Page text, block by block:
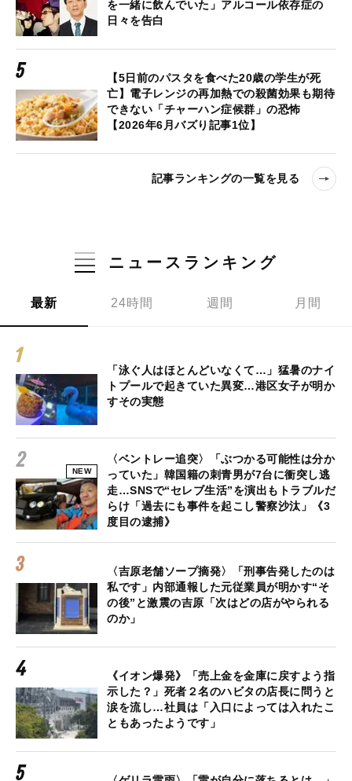
を一緒に飲んでいた」アルコール依存症の
日々を告白
【5日前のパスタを食べた20歳の学生が死
亡】電子レンジの再加熱での殺菌効果も期待
できない「チャーハン症候群」の恐怖
【2026年6月バズり記事1位】
記事ランキングの一覧を見る
ニュースランキング
最新 24時間 週間 月間
「泳ぐ人はほとんどいなくて…」猛暑のナイ
トプールで起きていた異変…港区女子が明か
すその実態
NEW
〈ベントレー追突〉「ぶつかる可能性は分か
っていた」韓国籍の刺青男が7台に衝突し逃
走…SNSで“セレブ生活”を演出もトラブルだ
らけ「過去にも事件を起こし警察沙汰」《3
度目の逮捕》
〈吉原老舗ソープ摘発〉「刑事告発したのは
私です」内部通報した元従業員が明かす“そ
の後”と激震の吉原「次はどの店がやられる
のか」
《イオン爆発》「売上金を金庫に戻すよう指
示した？」死者２名のハビタの店長に問うと
涙を流し…社員は「入口によっては入れたこ
ともあったようです」